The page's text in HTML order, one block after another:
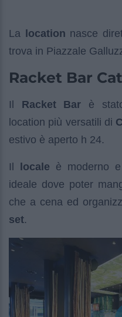
La location nasce
trova in Piazzale
Racket Bar
Il Racket Bar è
location più versatili di
estivo è aperto h 24.
Il locale è moderno
ideale dove poter
che a cena ed
set.